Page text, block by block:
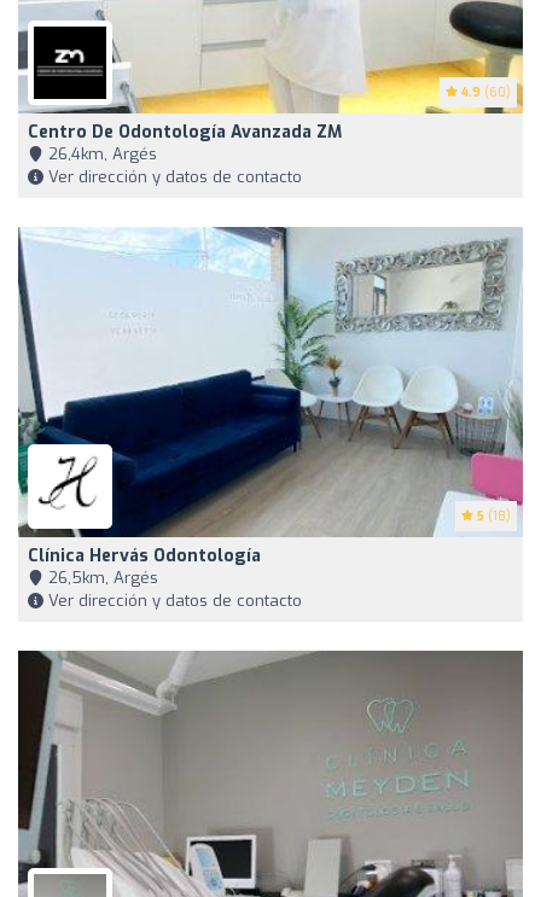
4.9 (60)
Centro De Odontología Avanzada ZM
26,4km, Argés
Ver dirección y datos de contacto
5 (18)
Clínica Hervás Odontología
26,5km, Argés
Ver dirección y datos de contacto